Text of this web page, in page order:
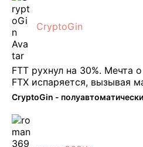
CryptoGin
FTT рухнул на 30%. Мечта о возрождении биржи
FTX испаряется, вызывая
ее собственного токена
февраля FTT, ныне
CryptoGin -